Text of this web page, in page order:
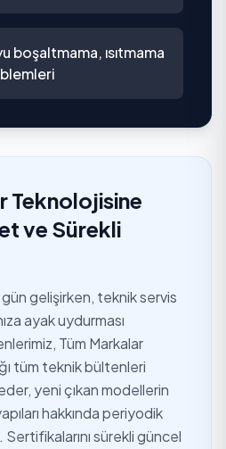
boşaltmama, ısıtmama
Teknolojisine
ve Sürekli
gelişirken, teknik servis
ayak uydurması
Tüm Markalar
tüm teknik bültenleri
yeni çıkan modellerin
hakkında periyodik
sürekli güncel